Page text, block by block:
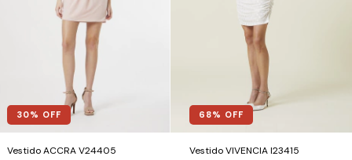
30% OFF
Vestido ACCRA V24405
68% OFF
Vestido VIVENCIA I23415